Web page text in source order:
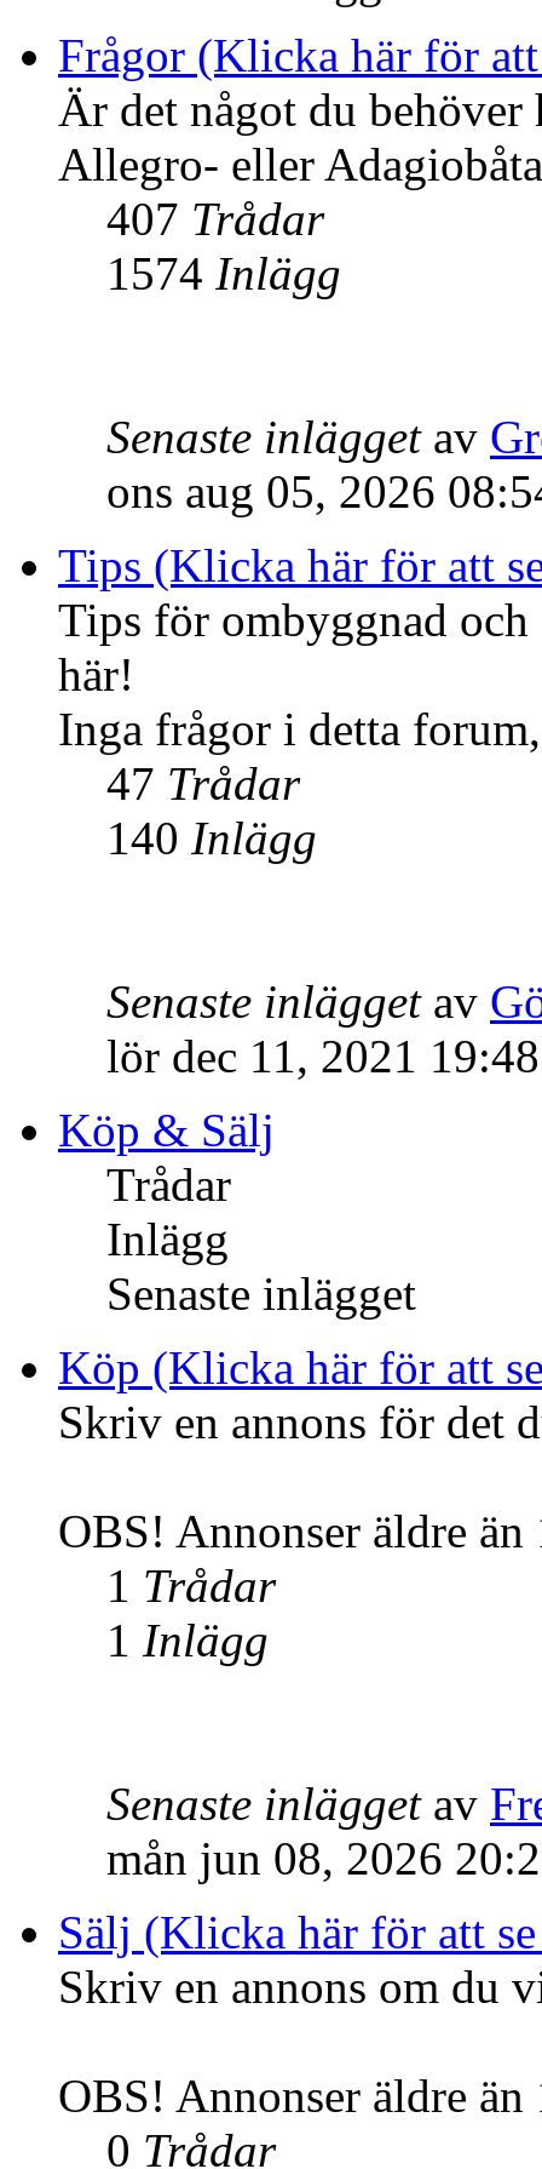
Frågor (Klicka här för
Är det något du
Allegro- eller
407 Trådar
1574 Inlägg
Senaste inläggetav
ons aug 05, 2026
Tips (Klicka här för att
Tips för ombyggnad
här!
Inga frågor i detta
47 Trådar
140 Inlägg
Senaste inläggetav
lör dec 11, 2021 19:48
Köp & Sälj
Trådar
Inlägg
Senaste inlägget
Köp (Klicka här för att
Skriv en annons för det
OBS! Annonser äldre
1 Trådar
1 Inlägg
Senaste inläggetav
mån jun 08, 2026
Sälj (Klicka här för att
Skriv en annons om du
OBS! Annonser äldre
0 Trådar